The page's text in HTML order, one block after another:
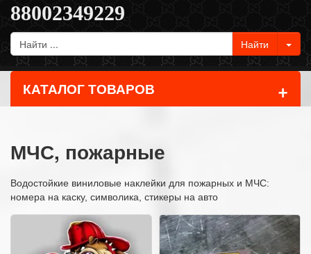
88002349229
КАТАЛОГ ТОВАРОВ +
МЧС, пожарные
Водостойкие виниловые наклейки для пожарных и МЧС:
номера на каску, символика, стикеры на авто